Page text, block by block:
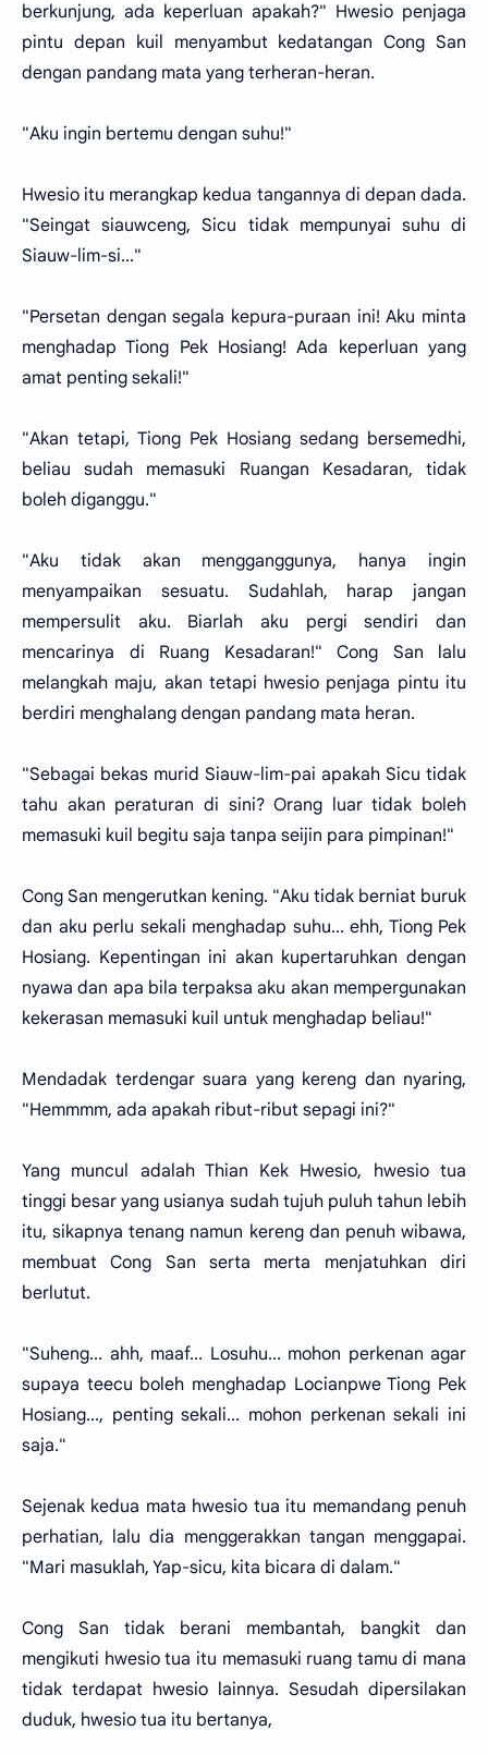
berkunjung, ada keperluan apakah?" Hwesio penjaga
pintu depan kuil menyambut kedatangan Cong San
dengan pandang mata yang terheran-heran.
"Aku ingin bertemu dengan suhu!"
Hwesio itu merangkap kedua tangannya di depan dada.
"Seingat siauwceng, Sicu tidak mempunyai suhu di
Siauw-lim-si..."
"Persetan dengan segala kepura-puraan ini! Aku minta
menghadap Tiong Pek Hosiang! Ada keperluan yang
amat penting sekali!"
"Akan tetapi, Tiong Pek Hosiang sedang bersemedhi,
beliau sudah memasuki Ruangan Kesadaran, tidak
boleh diganggu."
"Aku tidak akan mengganggunya, hanya ingin
menyampaikan sesuatu. Sudahlah, harap jangan
mempersulit aku. Biarlah aku pergi sendiri dan
mencarinya di Ruang Kesadaran!" Cong San lalu
melangkah maju, akan tetapi hwesio penjaga pintu itu
berdiri menghalang dengan pandang mata heran.
"Sebagai bekas murid Siauw-lim-pai apakah Sicu tidak
tahu akan peraturan di sini? Orang luar tidak boleh
memasuki kuil begitu saja tanpa seijin para pimpinan!"
Cong San mengerutkan kening. "Aku tidak berniat buruk
dan aku perlu sekali menghadap suhu... ehh, Tiong Pek
Hosiang. Kepentingan ini akan kupertaruhkan dengan
nyawa dan apa bila terpaksa aku akan mempergunakan
kekerasan memasuki kuil untuk menghadap beliau!"
Mendadak terdengar suara yang kereng dan nyaring,
"Hemmmm, ada apakah ribut-ribut sepagi ini?"
Yang muncul adalah Thian Kek Hwesio, hwesio tua
tinggi besar yang usianya sudah tujuh puluh tahun lebih
itu, sikapnya tenang namun kereng dan penuh wibawa,
membuat Cong San serta merta menjatuhkan diri
berlutut.
"Suheng... ahh, maaf... Losuhu... mohon perkenan agar
supaya teecu boleh menghadap Locianpwe Tiong Pek
Hosiang..., penting sekali... mohon perkenan sekali ini
saja."
Sejenak kedua mata hwesio tua itu memandang penuh
perhatian, lalu dia menggerakkan tangan menggapai.
"Mari masuklah, Yap-sicu, kita bicara di dalam."
Cong San tidak berani membantah, bangkit dan
mengikuti hwesio tua itu memasuki ruang tamu di mana
tidak terdapat hwesio lainnya. Sesudah dipersilakan
duduk, hwesio tua itu bertanya,